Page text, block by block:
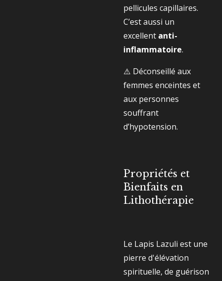
pellicules capillaires.
C’est aussi un
excellent anti-
inflammatoire.
⚠️ Déconseillé aux
femmes enceintes et
aux personnes
souffrant
d’hypotension.
Propriétés et
Bienfaits en
Lithothérapie
Le Lapis Lazuli est une
pierre d'élévation
spirituelle, de guérison